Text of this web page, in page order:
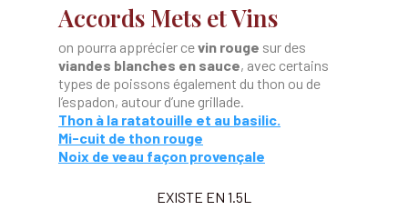
Accords Mets et Vins
on pourra apprécier cevin rouge sur des
viandes blanches en sauce, avec certains
types de poissons également du thon ou de
l’espadon, autour d’une grillade.
Thon à la ratatouille et au basilic.
Mi-cuit de thon rouge
Noix de veau façon provençale
EXISTE EN 1.5L